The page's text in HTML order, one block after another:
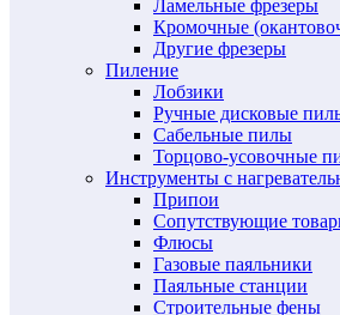
Ламельные фрезеры
Кромочные
Другие фрезеры
Пиление
Лобзики
Ручные дисковые
Сабельные пилы
Торцово-усовочные
Инструменты с
Припои
Сопутствующие
Флюсы
Газовые паяльники
Паяльные станции
Строительные фены